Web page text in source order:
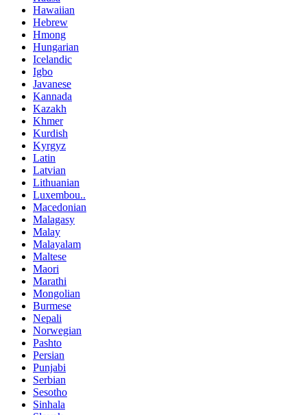
Hawaiian
Hebrew
Hmong
Hungarian
Icelandic
Igbo
Javanese
Kannada
Kazakh
Khmer
Kurdish
Kyrgyz
Latin
Latvian
Lithuanian
Luxembou..
Macedonian
Malagasy
Malay
Malayalam
Maltese
Maori
Marathi
Mongolian
Burmese
Nepali
Norwegian
Pashto
Persian
Punjabi
Serbian
Sesotho
Sinhala